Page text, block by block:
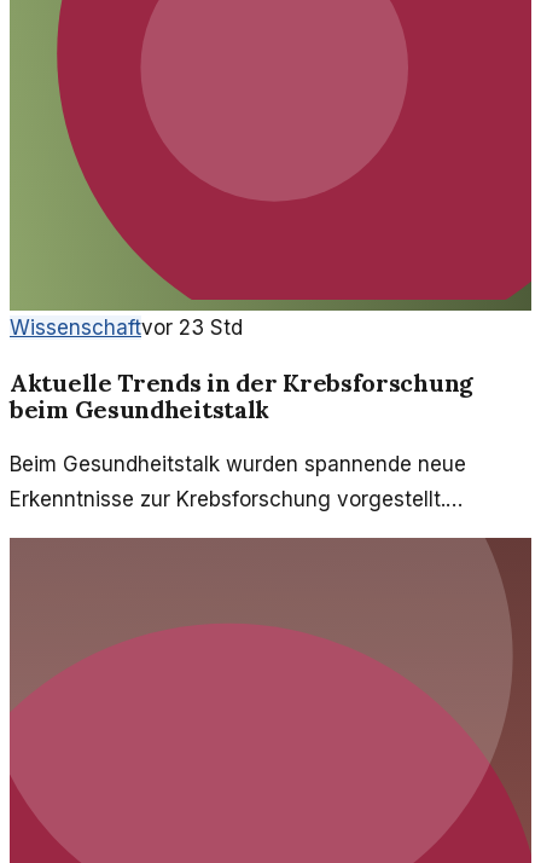
Wissenschaftvor 23 Std
Aktuelle Trends in der Krebsforschung
beim Gesundheitstalk
Beim Gesundheitstalk wurden spannende neue
Erkenntnisse zur Krebsforschung vorgestellt.
Erkenntnisse, die bestehende Paradigmen in Frage